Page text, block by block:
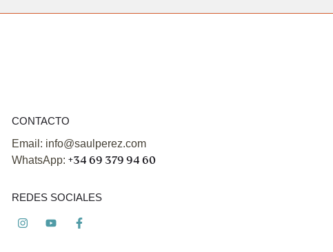
CONTACTO
Email: info@saulperez.com
WhatsApp: +34 69 379 94 60
REDES SOCIALES